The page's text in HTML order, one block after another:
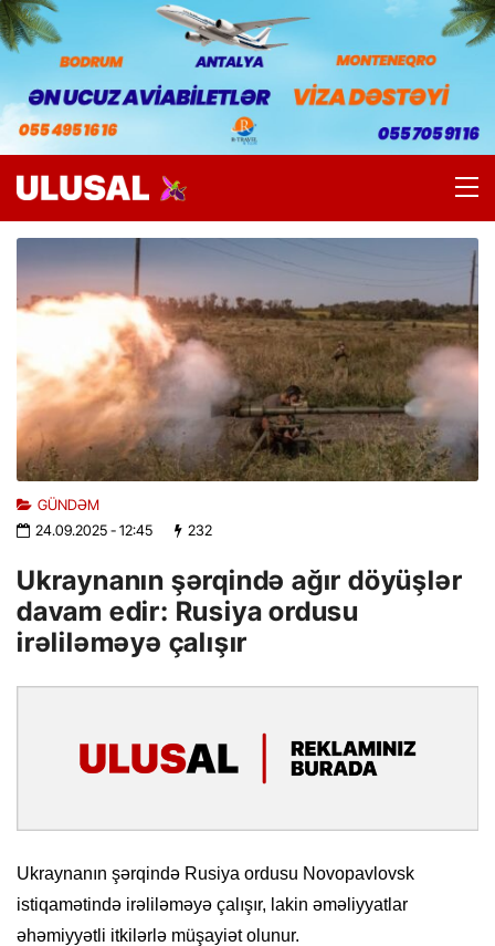
GÜNDƏM
24.09.2025- 12:45 232
Ukraynanın şərqində ağır döyüşlər
davam edir: Rusiya ordusu
irəliləməyə çalışır
Ukraynanın şərqində Rusiya ordusu Novopavlovsk
istiqamətində irəliləməyə çalışır, lakin əməliyyatlar
əhəmiyyətli itkilərlə müşayiət olunur.